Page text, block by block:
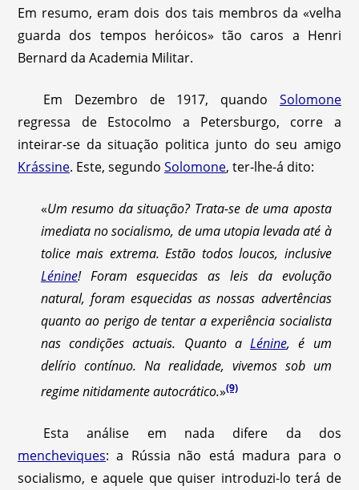
Em resumo, eram dois dos tais membros da «velha
guarda dos tempos heróicos» tão caros a Henri
Bernard da Academia Militar.
Em Dezembro de 1917, quando Solomone
regressa de Estocolmo a Petersburgo, corre a
inteirar-se da situação politica junto do seu amigo
Krássine. Este, segundoSolomone, ter-lhe-á dito:
«Um resumo da situação? Trata-se de uma aposta
imediata no socialismo, de uma utopia levada até à
tolice mais extrema. Estão todos loucos, inclusive
Lénine! Foram esquecidas as leis da evolução
natural, foram esquecidas as nossas advertências
quanto ao perigo de tentar a experiência socialista
nas condições actuais. Quanto aLénine, é um
delírio contínuo. Na realidade, vivemos sob um
regime nitidamente autocrático.»(9)
Esta análise em nada difere da dos
mencheviques: a Rússia não está madura para o
socialismo, e aquele que quiser introduzi-lo terá de